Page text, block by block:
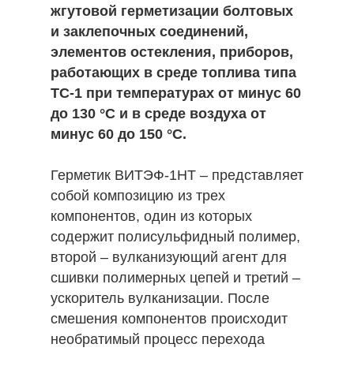
жгутовой герметизации болтовых
и заклепочных соединений,
элементов остекления, приборов,
работающих в среде топлива типа
ТС-1 при температурах от минус 60
до 130 °С и в среде воздуха от
минус 60 до 150 °С.
Герметик ВИТЭФ-1НТ – представляет
собой композицию из трех
компонентов, один из которых
содержит полисульфидный полимер,
второй – вулканизующий агент для
сшивки полимерных цепей и третий –
ускоритель вулканизации. После
смешения компонентов происходит
необратимый процесс перехода